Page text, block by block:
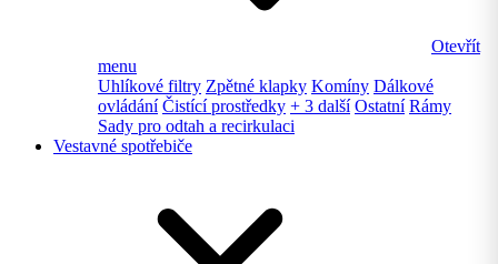
Otevřít
menu
Uhlíkové filtry Zpětné klapky Komíny Dálkové
ovládání Čistící prostředky + 3 další Ostatní Rámy
Sady pro odtah a recirkulaci
Vestavné spotřebiče